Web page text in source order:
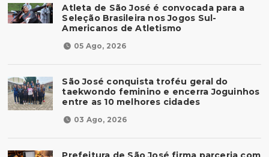
Atleta de São José é convocada para a
Seleção Brasileira nos Jogos Sul-
Americanos de Atletismo
05 Ago, 2026
São José conquista troféu geral do
taekwondo feminino e encerra Joguinhos
entre as 10 melhores cidades
03 Ago, 2026